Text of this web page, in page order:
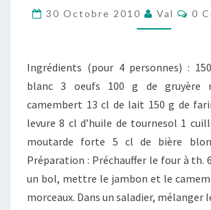
JAMBON,
À
BIÈRE
ET
À
LA
30 Octobre 2010 Val 0
Ingrédients (pour 4 personnes) :
blanc 3 oeufs 100 g de gruyère
camembert 13 cl de lait 150 g de
levure 8 cl d’huile de tournesol 1
moutarde forte 5 cl de bière
Préparation : Préchauffer le four à th. 6
un bol, mettre le jambon et le
morceaux. Dans un saladier, mélanger